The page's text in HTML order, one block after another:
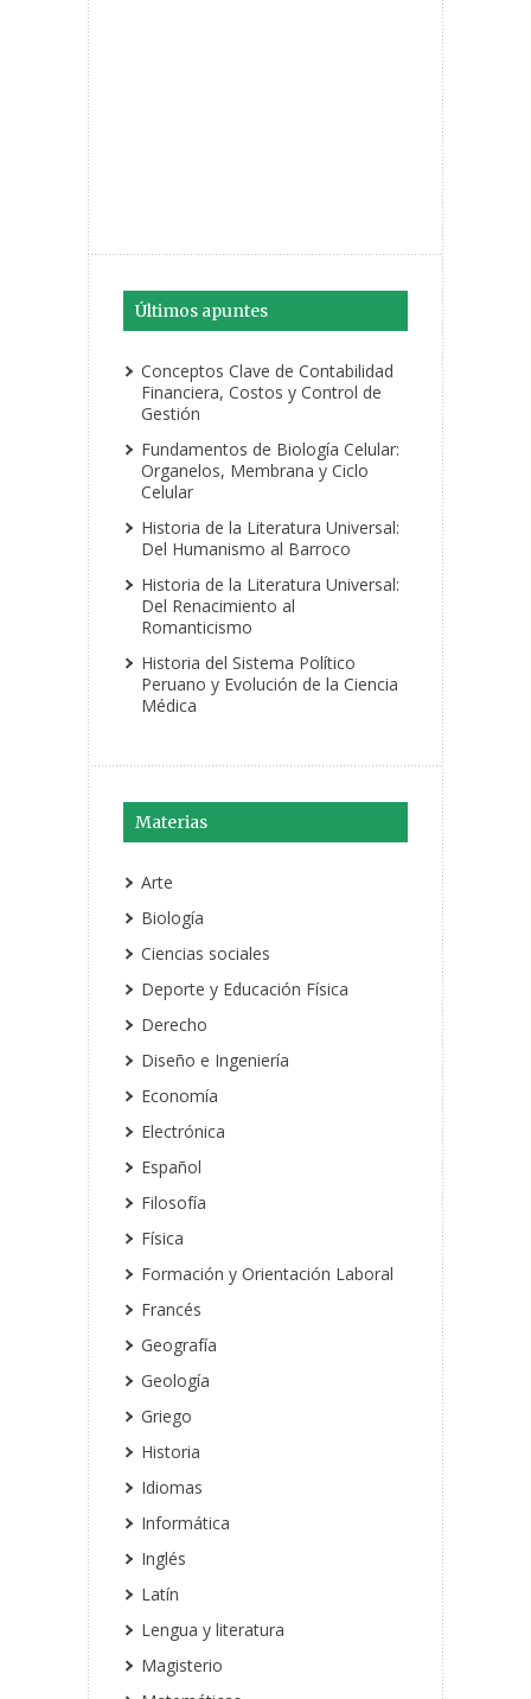
Últimos apuntes
Conceptos Clave de Contabilidad
Financiera, Costos y Control de
Gestión
Fundamentos de Biología Celular:
Organelos, Membrana y Ciclo
Celular
Historia de la Literatura Universal:
Del Humanismo al Barroco
Historia de la Literatura Universal:
Del Renacimiento al
Romanticismo
Historia del Sistema Político
Peruano y Evolución de la Ciencia
Médica
Materias
Arte
Biología
Ciencias sociales
Deporte y Educación Física
Derecho
Diseño e Ingeniería
Economía
Electrónica
Español
Filosofía
Física
Formación y Orientación Laboral
Francés
Geografía
Geología
Griego
Historia
Idiomas
Informática
Inglés
Latín
Lengua y literatura
Magisterio